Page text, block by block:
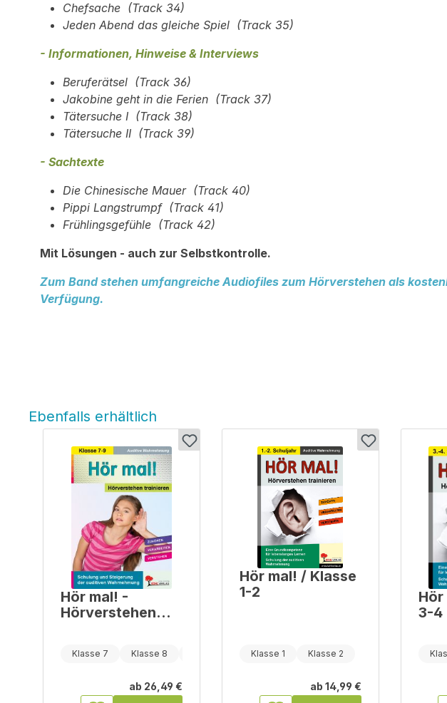
Chefsache (Track 34)
Jeden Abend das gleiche Spiel (Track 35)
- Informationen, Hinweise & Interviews
Beruferätsel (Track 36)
Jakobine geht in die Ferien (Track 37)
Tätersuche I (Track 38)
Tätersuche II (Track 39)
- Sachtexte
Die Chinesische Mauer (Track 40)
Pippi Langstrumpf (Track 41)
Frühlingsgefühle (Track 42)
Mit Lösungen - auch zur Selbstkontrolle.
Zum Band stehen umfangreiche Audiofiles zum Hörverstehen als
Verfügung.
Ebenfalls erhältlich
Hör mal! -
Hörverstehen
Klasse 7 Klasse 8
ab 26,49 €
Hör mal! / Klasse
1-2
Klasse 1 Klasse 2
ab 14,99 €
Hör
3-4